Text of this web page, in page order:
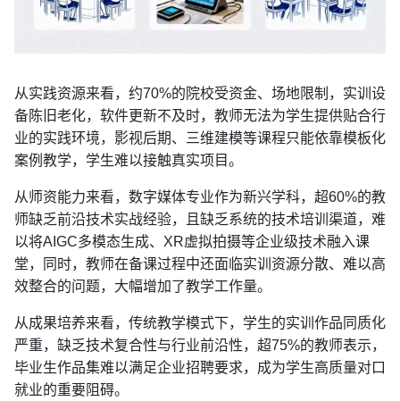
从实践资源来看，约70%的院校受资金、场地限制，实训设
备陈旧老化，软件更新不及时，教师无法为学生提供贴合行
业的实践环境，影视后期、三维建模等课程只能依靠模板化
案例教学，学生难以接触真实项目。
从师资能力来看，数字媒体专业作为新兴学科，超60%的教
师缺乏前沿技术实战经验，且缺乏系统的技术培训渠道，难
以将AIGC多模态生成、XR虚拟拍摄等企业级技术融入课
堂，同时，教师在备课过程中还面临实训资源分散、难以高
效整合的问题，大幅增加了教学工作量。
从成果培养来看，传统教学模式下，学生的实训作品同质化
严重，缺乏技术复合性与行业前沿性，超75%的教师表示，
毕业生作品集难以满足企业招聘要求，成为学生高质量对口
就业的重要阻碍。